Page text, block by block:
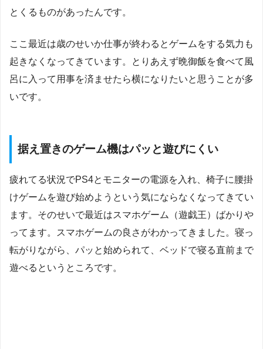
とくるものがあったんです。
ここ最近は歳のせいか仕事が終わるとゲームをする気力も
起きなくなってきています。とりあえず晩御飯を食べて風
呂に入って用事を済ませたら横になりたいと思うことが多
いです。
据え置きのゲーム機はパッと遊びにくい
疲れてる状況でPS4とモニターの電源を入れ、椅子に腰掛
けゲームを遊び始めようという気にならなくなってきてい
ます。そのせいで最近はスマホゲーム（遊戯王）ばかりや
ってます。スマホゲームの良さがわかってきました。寝っ
転がりながら、パッと始められて、ベッドで寝る直前まで
遊べるというところです。